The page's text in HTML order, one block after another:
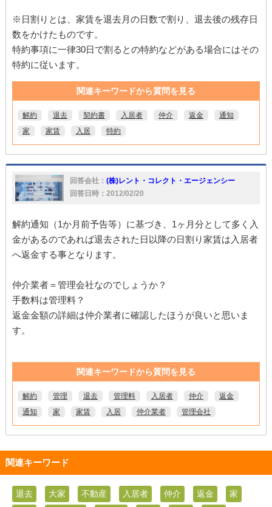
※日割りとは、家賃を退去月の日数で割り、退去後の残存日
数をかけたものです。
特約事項に一律30日で割るとの特約などがある場合にはその
特約に従います。
関連キーワードから質問を見る
解約 退去 契約書 入居者 仲介 返金
通知
家
家賃 入居 特約
回答会社： (株)レント・コレクト・エージェンシー
回答日時：2012/02/20
解約通知（1か月前予告等）に基づき、1ヶ月分として多く入
金があるのであれば退去された日以降の日割り家賃は入居者
へ返金する事となります。
仲介業者＝管理会社なのでしょうか？
手数料は管理料？
返金金額の詳細は仲介業者に確認したほうが良いと思いま
す。
関連キーワードから質問を見る
解約 管理 退去 管理料 入居者 仲介
返金
通知
家 家賃 入居 仲介業者 管理会社
関連キーワード
退去 大家 不動産 入居者 仲介 返金
家